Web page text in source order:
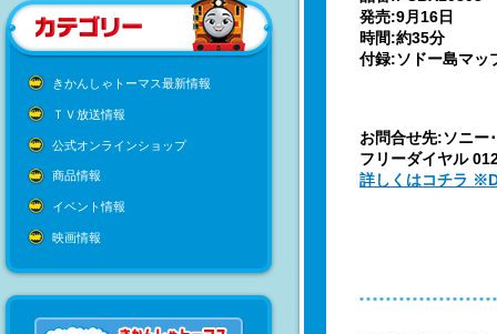
きかんしゃトーマス最新情報
ＴＶ放送情報
公式オンラインショップ
商品情報
イベント情報
映画情報
発売:9月16日
時間:約35分
付録:ソドー島マッ
お問合せ先:ソニ
フリーダイヤル
詳しくはコチラ